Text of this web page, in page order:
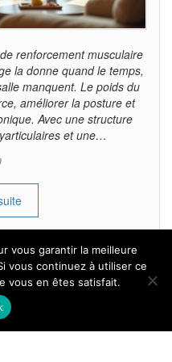
renforcement musculaire
la donne quand le temps,
manquent. Le poids du
améliorer la posture et
Avec une structure
et une…
vous garantir la meilleure
vous continuez à utiliser ce
vous en êtes satisfait.